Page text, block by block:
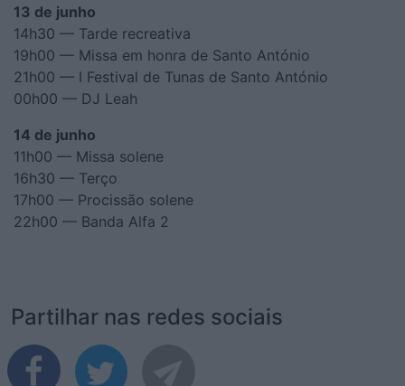
13 de junho
14h30 — Tarde recreativa
19h00 — Missa em honra de Santo António
21h00 — I Festival de Tunas de Santo António
00h00 — DJ Leah
14 de junho
11h00 — Missa solene
16h30 — Terço
17h00 — Procissão solene
22h00 — Banda Alfa 2
Partilhar nas redes sociais